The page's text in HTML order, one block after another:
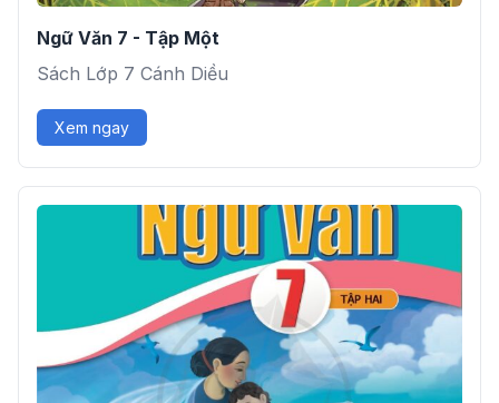
Ngữ Văn 7 - Tập Một
Sách Lớp 7 Cánh Diều
Xem ngay